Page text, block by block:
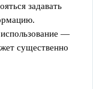
задавать
—
существенно